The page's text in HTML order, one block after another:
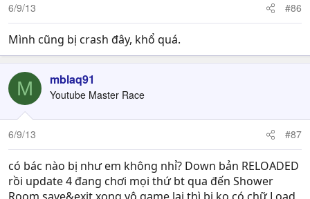
6/9/13 #86
Mình cũng bị crash đây, khổ quá.
M mblaq91
Youtube Master Race
6/9/13 #87
có bác nào bị như em không nhỉ? Down bản RELOADED
rồi update 4 đang chơi mọi thứ bt qua đến Shower